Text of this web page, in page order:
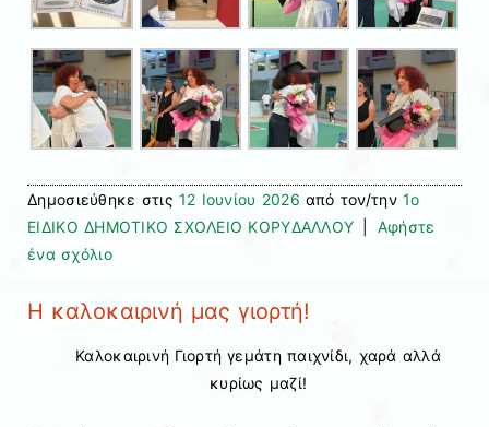
Δημοσιεύθηκε στις 12 Ιουνίου 2026 από τον/την 1ο
ΕΙΔΙΚΟ ΔΗΜΟΤΙΚΟ ΣΧΟΛΕΙΟ ΚΟΡΥΔΑΛΛΟΥ
Αφήστε
ένα σχόλιο
Η καλοκαιρινή μας γιορτή!
Καλοκαιρινή Γιορτή γεμάτη παιχνίδι, χαρά αλλά
κυρίως μαζί!